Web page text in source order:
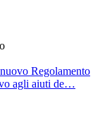
Regolamento
agli aiuti de…